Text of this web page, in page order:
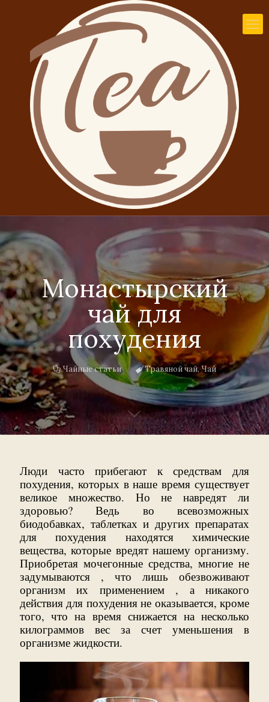
Монастырский
чай для
похудения
Чайные статьи Травяной чай,Чай
Люди часто прибегают к средствам для
похудения, которых в наше время существует
великое множество. Но не навредят ли
здоровью? Ведь во всевозможных
биодобавках, таблетках и других препаратах
для похудения находятся химические
вещества, которые вредят нашему организму.
Приобретая мочегонные средства, многие не
задумываются , что лишь обезвоживают
организм их применением , а никакого
действия для похудения не оказывается, кроме
того, что на время снижается на несколько
килограммов вес за счет уменьшения в
организме жидкости.